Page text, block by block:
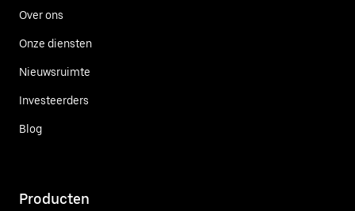
Over ons
Onze diensten
Nieuwsruimte
Investeerders
Blog
Producten